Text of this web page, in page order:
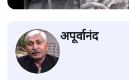
अपूर्वानंद